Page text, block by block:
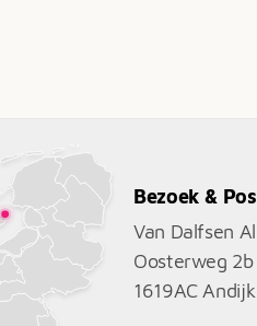
Bezoek &
Van Dalfsen
Oosterweg 2b
1619AC Andijk